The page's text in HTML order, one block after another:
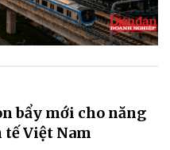
bẩy mới cho năng
Việt Nam